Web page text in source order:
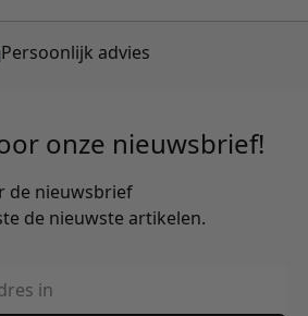
Persoonlijk advies
verzending vanaf €50,-
onze nieuwsbrief!
de nieuwsbrief
de nieuwste artikelen.